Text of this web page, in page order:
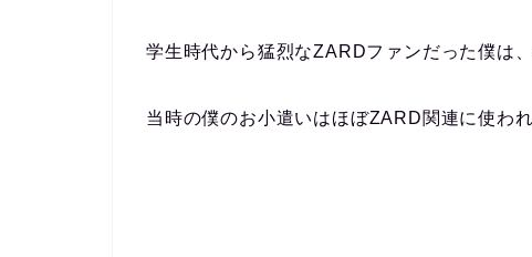
学生時代から猛烈なZARDファンだった僕は
当時の僕のお小遣いはほぼZARD関連に使わ